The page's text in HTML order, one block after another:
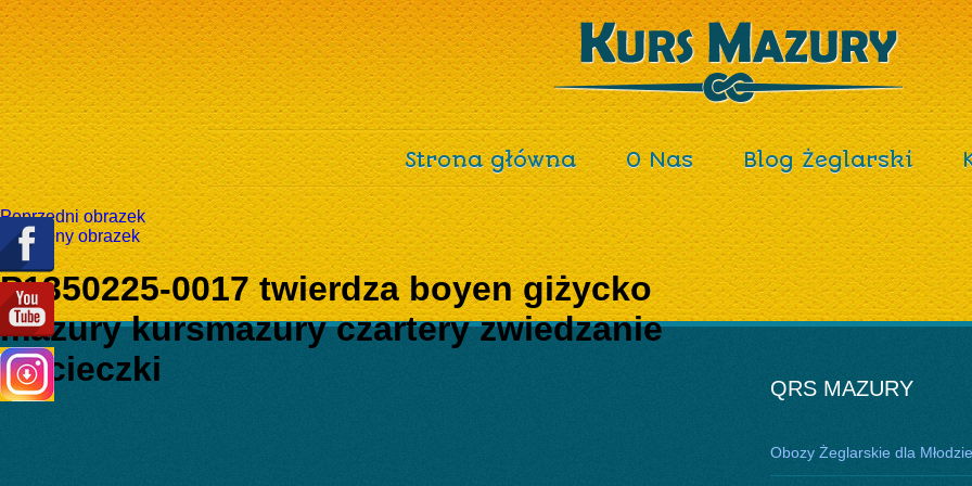
Strona główna O Nas Blog Żeglarski
Poprzedni obrazek
Następny obrazek
P1350225-0017 twierdza boyen giżycko
mazury kursmazury czartery zwiedzanie
wycieczki
QRS MAZURY
Obozy Żeglarskie dla